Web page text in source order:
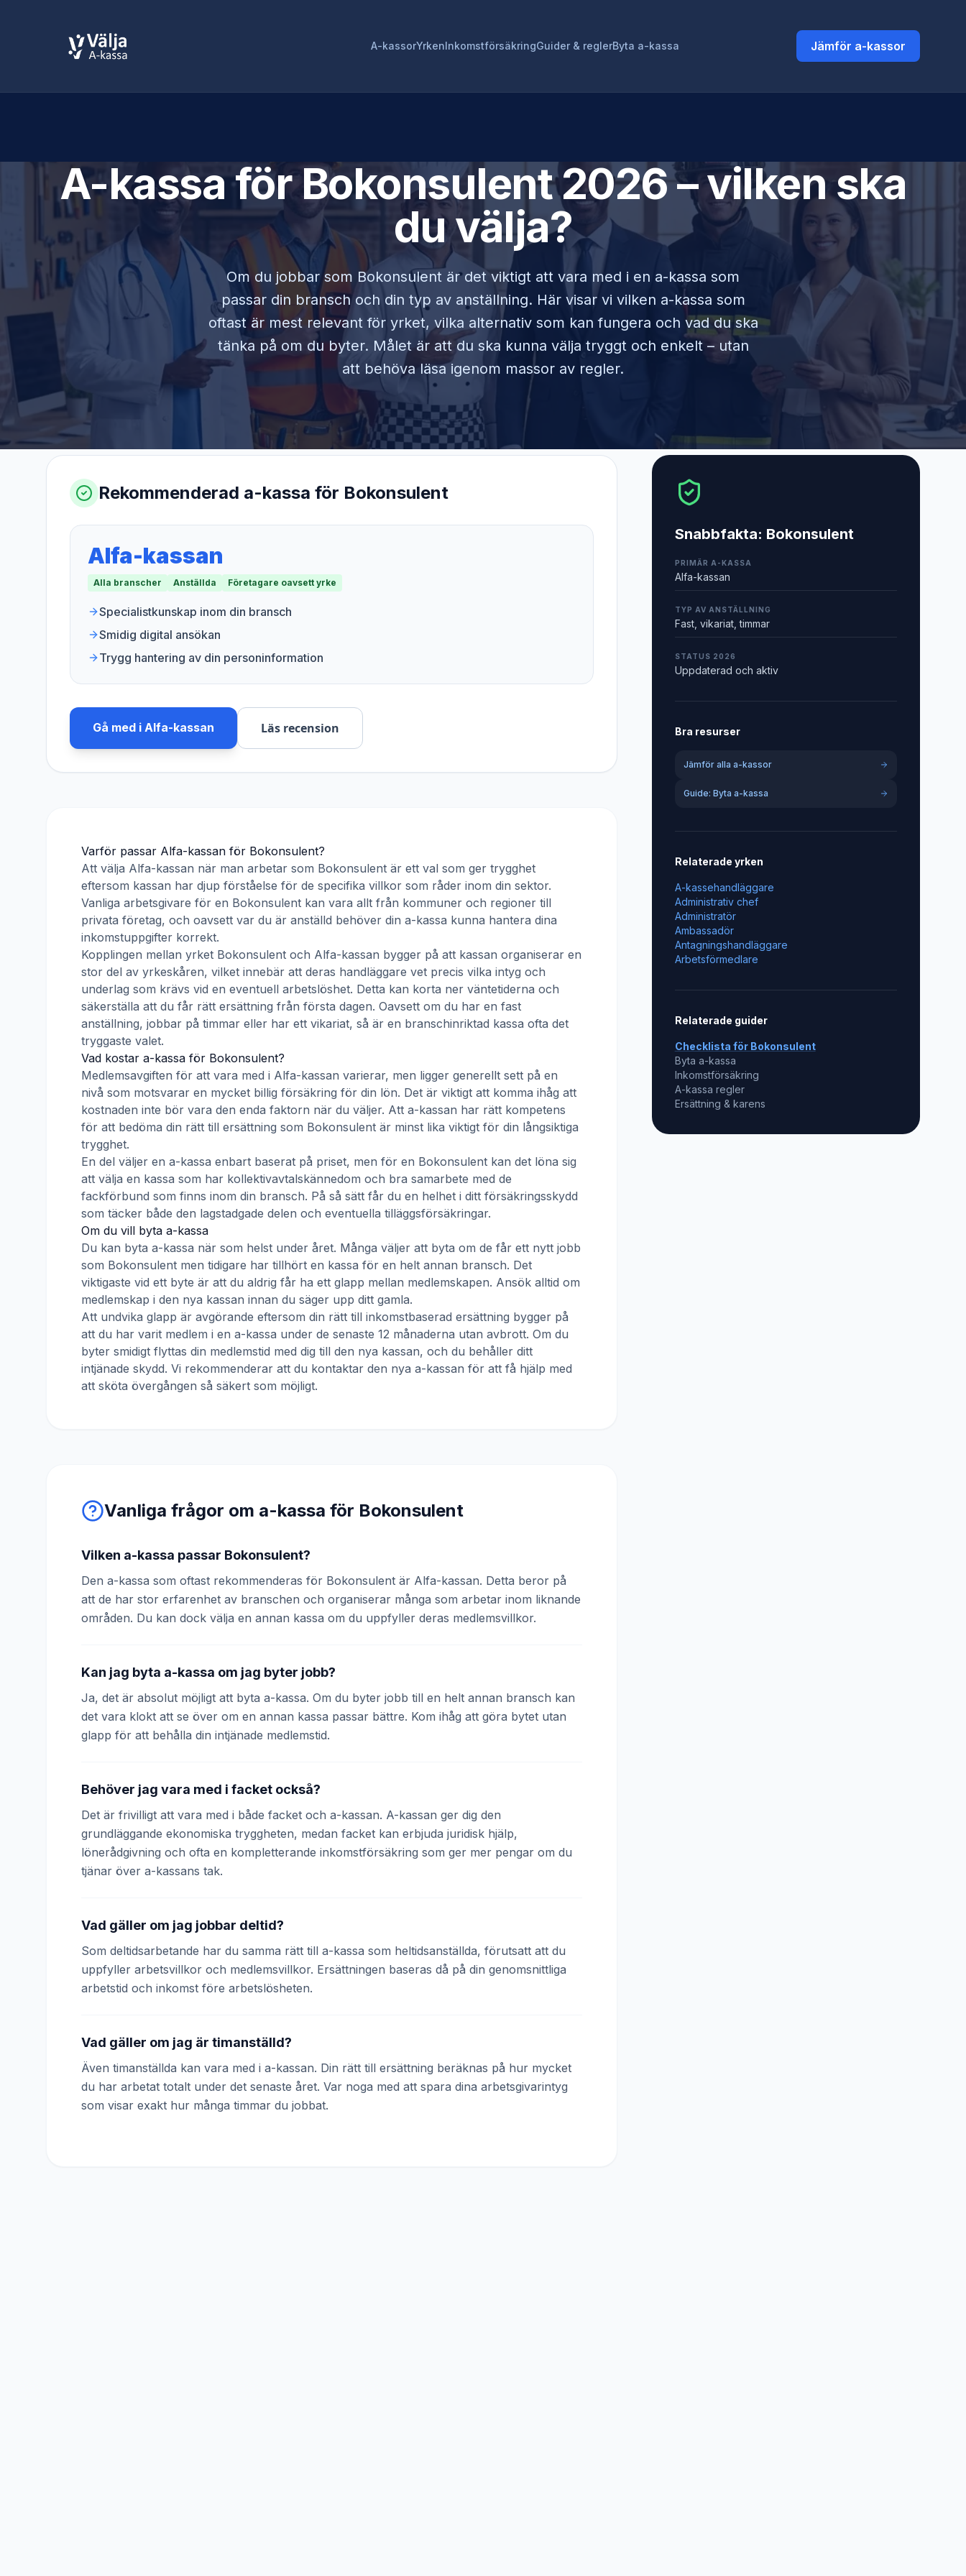
A-kassorYrkenInkomstförsäkringGuider & reglerByta a-kassa Jämför a-kassor
A-kassa förBokonsulent2026 – vilken ska
du välja?
Om du jobbar som Bokonsulent är det viktigt att vara med i en a-kassa som
passar din bransch och din typ av anställning. Här visar vi vilken a-kassa som
oftast är mest relevant för yrket, vilka alternativ som kan fungera och vad du ska
tänka på om du byter. Målet är att du ska kunna välja tryggt och enkelt – utan
att behöva läsa igenom massor av regler.
Rekommenderad a-kassa för Bokonsulent
Alfa-kassan
Alla branscher Anställda Företagare oavsett yrke
Specialistkunskap inom din bransch
Smidig digital ansökan
Trygg hantering av din personinformation
Gå med i Alfa-kassan Läs recension
Varför passar Alfa-kassan för Bokonsulent?
Att välja Alfa-kassan när man arbetar som Bokonsulent är ett val som ger trygghet
eftersom kassan har djup förståelse för de specifika villkor som råder inom din sektor.
Vanliga arbetsgivare för en Bokonsulent kan vara allt från kommuner och regioner till
privata företag, och oavsett var du är anställd behöver din a-kassa kunna hantera dina
inkomstuppgifter korrekt.
Kopplingen mellan yrket Bokonsulent och Alfa-kassan bygger på att kassan organiserar en
stor del av yrkeskåren, vilket innebär att deras handläggare vet precis vilka intyg och
underlag som krävs vid en eventuell arbetslöshet. Detta kan korta ner väntetiderna och
säkerställa att du får rätt ersättning från första dagen. Oavsett om du har en fast
anställning, jobbar på timmar eller har ett vikariat, så är en branschinriktad kassa ofta det
tryggaste valet.
Vad kostar a-kassa för Bokonsulent?
Medlemsavgiften för att vara med i Alfa-kassan varierar, men ligger generellt sett på en
nivå som motsvarar en mycket billig försäkring för din lön. Det är viktigt att komma ihåg att
kostnaden inte bör vara den enda faktorn när du väljer. Att a-kassan har rätt kompetens
för att bedöma din rätt till ersättning som Bokonsulent är minst lika viktigt för din långsiktiga
trygghet.
En del väljer en a-kassa enbart baserat på priset, men för en Bokonsulent kan det löna sig
att välja en kassa som har kollektivavtalskännedom och bra samarbete med de
fackförbund som finns inom din bransch. På så sätt får du en helhet i ditt försäkringsskydd
som täcker både den lagstadgade delen och eventuella tilläggsförsäkringar.
Om du vill byta a-kassa
Du kan byta a-kassa när som helst under året. Många väljer att byta om de får ett nytt jobb
som Bokonsulent men tidigare har tillhört en kassa för en helt annan bransch. Det
viktigaste vid ett byte är att du aldrig får ha ett glapp mellan medlemskapen. Ansök alltid om
medlemskap i den nya kassan innan du säger upp ditt gamla.
Att undvika glapp är avgörande eftersom din rätt till inkomstbaserad ersättning bygger på
att du har varit medlem i en a-kassa under de senaste 12 månaderna utan avbrott. Om du
byter smidigt flyttas din medlemstid med dig till den nya kassan, och du behåller ditt
intjänade skydd. Vi rekommenderar att du kontaktar den nya a-kassan för att få hjälp med
att sköta övergången så säkert som möjligt.
Vanliga frågor om a-kassa för Bokonsulent
Vilken a-kassa passar Bokonsulent?
Den a-kassa som oftast rekommenderas för Bokonsulent är Alfa-kassan. Detta beror på
att de har stor erfarenhet av branschen och organiserar många som arbetar inom liknande
områden. Du kan dock välja en annan kassa om du uppfyller deras medlemsvillkor.
Kan jag byta a-kassa om jag byter jobb?
Ja, det är absolut möjligt att byta a-kassa. Om du byter jobb till en helt annan bransch kan
det vara klokt att se över om en annan kassa passar bättre. Kom ihåg att göra bytet utan
glapp för att behålla din intjänade medlemstid.
Behöver jag vara med i facket också?
Det är frivilligt att vara med i både facket och a-kassan. A-kassan ger dig den
grundläggande ekonomiska tryggheten, medan facket kan erbjuda juridisk hjälp,
lönerådgivning och ofta en kompletterande inkomstförsäkring som ger mer pengar om du
tjänar över a-kassans tak.
Vad gäller om jag jobbar deltid?
Som deltidsarbetande har du samma rätt till a-kassa som heltidsanställda, förutsatt att du
uppfyller arbetsvillkor och medlemsvillkor. Ersättningen baseras då på din genomsnittliga
arbetstid och inkomst före arbetslösheten.
Vad gäller om jag är timanställd?
Även timanställda kan vara med i a-kassan. Din rätt till ersättning beräknas på hur mycket
du har arbetat totalt under det senaste året. Var noga med att spara dina arbetsgivarintyg
som visar exakt hur många timmar du jobbat.
Snabbfakta: Bokonsulent
PRIMÄR A-KASSA
Alfa-kassan
TYP AV ANSTÄLLNING
Fast, vikariat, timmar
STATUS 2026
Uppdaterad och aktiv
Bra resurser
Jämför alla a-kassor
Guide: Byta a-kassa
Relaterade yrken
A-kassehandläggare
Administrativ chef
Administratör
Ambassadör
Antagningshandläggare
Arbetsförmedlare
Relaterade guider
Checklista för Bokonsulent
Byta a-kassa
Inkomstförsäkring
A-kassa regler
Ersättning & karens